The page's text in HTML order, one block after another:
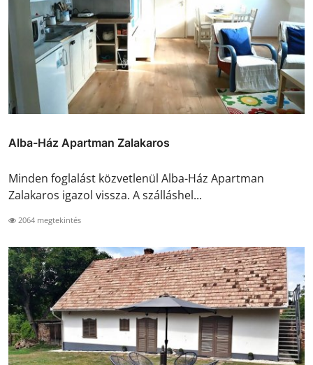
Alba-Ház Apartman Zalakaros
Minden foglalást közvetlenül Alba-Ház Apartman
Zalakaros igazol vissza. A szálláshel...
2064 megtekintés